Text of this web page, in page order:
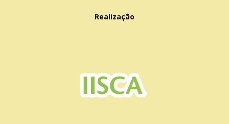
Realização